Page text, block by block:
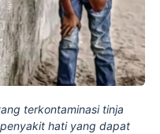
terkontaminasi tinja
hati yang dapat